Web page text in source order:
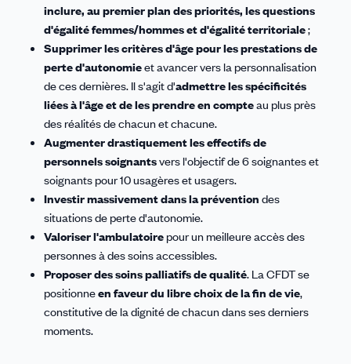
inclure, au premier plan des priorités, les questions
d'égalité femmes/hommes et d'égalité territoriale;
Supprimer les critères d'âge pour les prestations de
perte d'autonomieet avancer vers la personnalisation
de ces dernières. Il s'agit d'admettre les spécificités
liées à l'âge et de les prendre en compteau plus près
des réalités de chacun et chacune.
Augmenter drastiquement les effectifs de
personnels soignantsvers l'objectif de 6 soignantes et
soignants pour 10 usagères et usagers.
Investir massivement dans la prévention des
situations de perte d'autonomie.
Valoriser l'ambulatoire pour un meilleure accès des
personnes à des soins accessibles.
Proposer des soins palliatifs de qualité. La CFDT se
positionneen faveur du libre choix de la fin de vie,
constitutive de la dignité de chacun dans ses derniers
moments.